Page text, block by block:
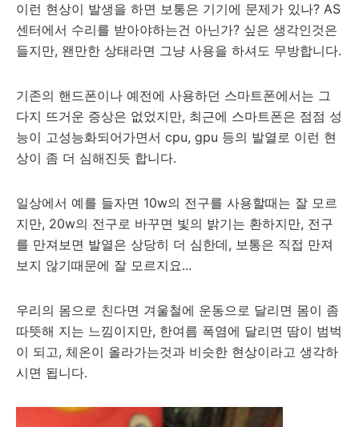
이런 현상이 발생을 하면 보통은 기기에 문제가 있나? AS
센터에서 수리를 받아야하는건 아닌가? 싶은 생각인것은
들지만, 왠만한 상태라면 그냥 사용을 하셔도 무방합니다.
기존의 핸드폰이나 예전에 사용하던 스마트폰에서는 그
다지 뜨거운 증상은 없었지만, 최근에 스마트폰은 점점 성
능이 고성능화되어가면서 cpu, gpu 등의 발열로 이런 현
상이 좀 더 심해진듯 합니다.
일상에서 예를 들자면 10w의 전구를 사용할때는 잘 모르
지만, 20w의 전구로 바꾸면 빛의 밝기는 환하지만, 전구
를 만져보면 발열은 상당히 더 심한데, 보통은 직접 만져
보지 않기때문에 잘 모르지요...
우리의 몸으로 친다면 겨울철에 운동으로 달리면 몸이 좀
따뜻해 지는 느낌이지만, 한여름 폭염에 달리면 땀이 범벅
이 되고, 체온이 올라가는것과 비슷한 현상이라고 생각하
시면 됩니다.